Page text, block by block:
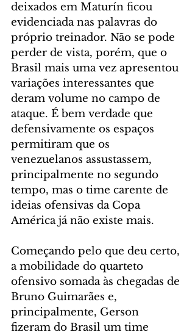
deixados em Maturín ficou
evidenciada nas palavras do
próprio treinador. Não se pode
perder de vista, porém, que o
Brasil mais uma vez apresentou
variações interessantes que
deram volume no campo de
ataque. É bem verdade que
defensivamente os espaços
permitiram que os
venezuelanos assustassem,
principalmente no segundo
tempo, mas o time carente de
ideias ofensivas da Copa
América já não existe mais.
Começando pelo que deu certo,
a mobilidade do quarteto
ofensivo somada às chegadas de
Bruno Guimarães e,
principalmente, Gerson
fizeram do Brasil um time